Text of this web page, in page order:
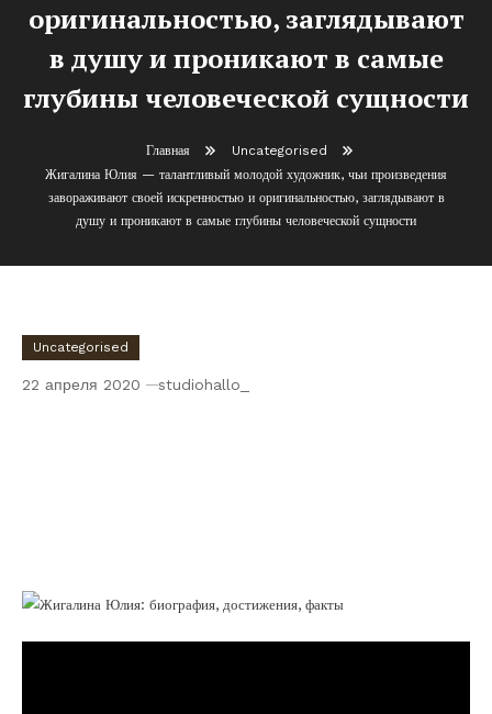
оригинальностью, заглядывают
в душу и проникают в самые
глубины человеческой сущности
Главная
Uncategorised
Жигалина Юлия — талантливый молодой художник, чьи произведения
завораживают своей искренностью и оригинальностью, заглядывают в
душу и проникают в самые глубины человеческой сущности
Uncategorised
22 апреля 2020 studiohallo_